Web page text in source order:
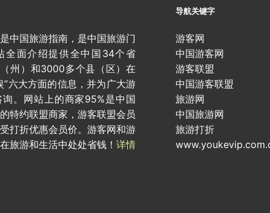
中国旅游指南，是中国旅游门
全面介绍提供全中国34个省
州）和3000多个县（区）在
”六大方面的信息，并为广大游
。网站上的商家95%是中国
特约联盟商家，游客联盟会员
打折优惠会员价。游客网和游
旅游和生活中处处省钱！ 详情
导航关键字
游客网
中国游客网
游客联盟
中国游客联盟
旅游网
中国旅游网
旅游打折